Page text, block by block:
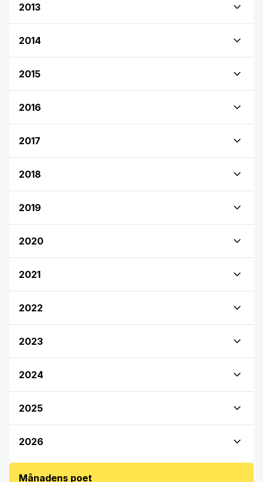
2013
2014
2015
2016
2017
2018
2019
2020
2021
2022
2023
2024
2025
2026
Månadens poet